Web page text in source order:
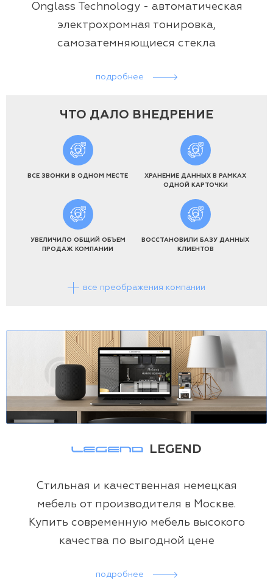
Onglass Technology - автоматическая
электрохромная тонировка,
самозатемняющиеся стекла
подробнее
ЧТО ДАЛО ВНЕДРЕНИЕ
ВСЕ ЗВОНКИ В ОДНОМ МЕСТЕ
ХРАНЕНИЕ ДАННЫХ В РАМКАХ
ОДНОЙ КАРТОЧКИ
УВЕЛИЧИЛО ОБЩИЙ ОБЪЕМ
ПРОДАЖ КОМПАНИИ
ВОССТАНОВИЛИ БАЗУ ДАННЫХ
КЛИЕНТОВ
все преображения компании
LEGEND
Стильная и качественная немецкая
мебель от производителя в Москве.
Купить современную мебель высокого
качества по выгодной цене
подробнее